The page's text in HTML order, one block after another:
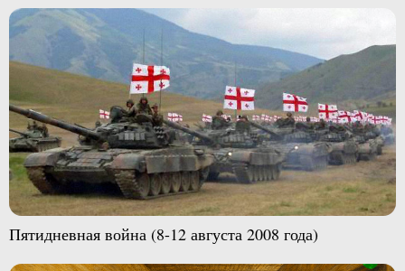
Пятидневная война (8-12 августа 2008 года)